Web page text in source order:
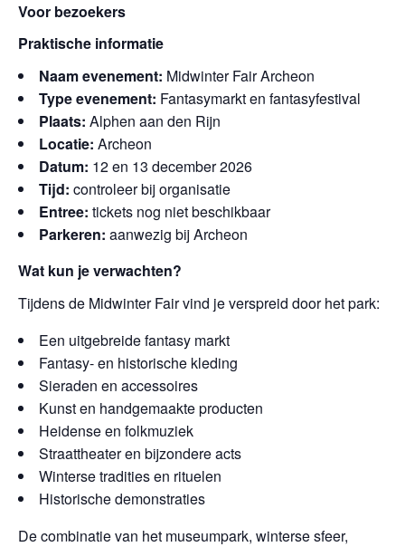
Voor bezoekers
Praktische informatie
Naam evenement: Midwinter Fair Archeon
Type evenement: Fantasymarkt en fantasyfestival
Plaats: Alphen aan den Rijn
Locatie: Archeon
Datum: 12 en 13 december 2026
Tijd: controleer bij organisatie
Entree: tickets nog niet beschikbaar
Parkeren: aanwezig bij Archeon
Wat kun je verwachten?
Tijdens de Midwinter Fair vind je verspreid door het park:
Een uitgebreide fantasy markt
Fantasy- en historische kleding
Sieraden en accessoires
Kunst en handgemaakte producten
Heidense en folkmuziek
Straattheater en bijzondere acts
Winterse tradities en rituelen
Historische demonstraties
De combinatie van het museumpark, winterse sfeer,